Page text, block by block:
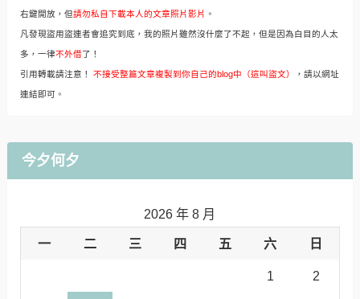
右鍵開放，但請勿私自下載本人的文章照片影片 。
凡發現盜用盜連者會追究到底，我的照片雖然沒什麼了不起，但是因為白目的人太
多，一律不外借了！
引用轉載請注意！ 不接受整篇文章複製到你自己的blog中（這叫盜文） ，請以網址
連結即可。
今夕何夕
2026 年 8 月
一 二 三 四 五 六 日
1 2